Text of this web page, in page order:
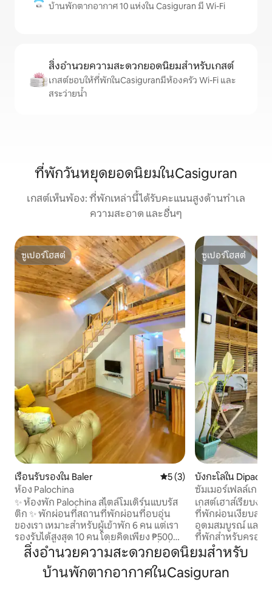
บ้านพักตากอากาศ 10 แห่งใน Casiguran มี Wi-Fi
สิ่งอำนวยความสะดวกยอดนิยมสำหรับเกสต์
เกสต์ชอบให้ที่พักในCasiguranมีห้องครัว Wi-Fi และ
สระว่ายน้ำ
ที่พักวันหยุดยอดนิยมในCasiguran
เกสต์เห็นพ้อง: ที่พักเหล่านี้ได้รับคะแนนสูงด้านทำเล
ความสะอาด และอื่นๆ
ซูเปอร์โฮสต์
ซูเปอร์โฮสต์
เรือนรับรองใน Baler คะแนนเฉลี่ย 5 จาก 5, 3 รีวิว
5 (3)
ห้อง Palochina
✨ ห้องพัก Palochina สไตล์โมเดิร์นแบบรัส
ติก ✨ พักผ่อนที่สถานที่พักผ่อนที่อบอุ่น
ของเรา เหมาะสำหรับผู้เข้าพัก 6 คน แต่เรา
รองรับได้สูงสุด 10 คน โดยคิดเพียง ₱500
ต่อคนสำหรับผู้เข้าพักเพิ่มเติม🏠🌴 สิ่งที่
ครอบคลุม: ที่พัก: 1 ห้องนอน + ลอฟท์
ห้องน้ำสะอาดพร้อมฝักบัวอาบน้ำร้อน 🚿
ซูเปอร์โฮสต์
ซูเปอร์โฮสต์
บังกะโลใน
ซัมเมอร์เฟลล์เกส
12 คน)
เกสต์เฮาส์เรียบง่
ที่พักผ่อนเงียบสงบ
อุดมสมบูรณ์ และก
ที่พักสำหรับครอบค
ความเป็นจริง นึก
พระอาทิตย์ขึ้นที่ง
ตระหง่าน และวิว
ดลิพิทที่เงียบสงบ
สิ่งอำนวยความสะดวกยอดนิยมสำหรับ
บ้านพักตากอากาศในCasiguran